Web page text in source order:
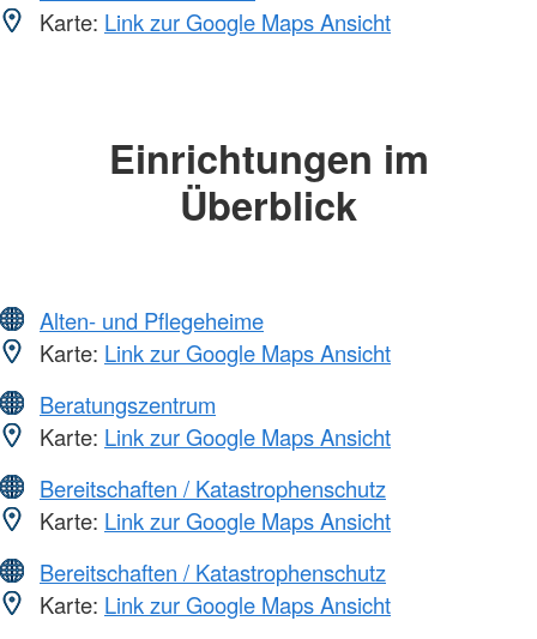
Karte: Link zur Google Maps Ansicht
Einrichtungen im
Überblick
Alten- und Pflegeheime
Karte: Link zur Google Maps Ansicht
Beratungszentrum
Karte: Link zur Google Maps Ansicht
Bereitschaften / Katastrophenschutz
Karte: Link zur Google Maps Ansicht
Bereitschaften / Katastrophenschutz
Karte: Link zur Google Maps Ansicht